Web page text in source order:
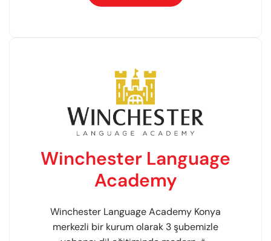
Winchester Language
Academy
Winchester Language Academy Konya
merkezli bir kurum olarak 3 şubemizle